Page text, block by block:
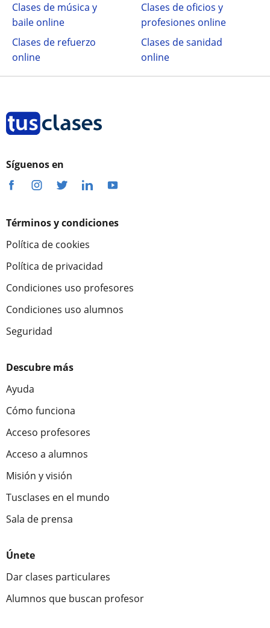
Clases de música y
baile online
Clases de oficios y
profesiones online
Clases de refuerzo
online
Clases de sanidad
online
Síguenos en
Términos y condiciones
Política de cookies
Política de privacidad
Condiciones uso profesores
Condiciones uso alumnos
Seguridad
Descubre más
Ayuda
Cómo funciona
Acceso profesores
Acceso a alumnos
Misión y visión
Tusclases en el mundo
Sala de prensa
Únete
Dar clases particulares
Alumnos que buscan profesor